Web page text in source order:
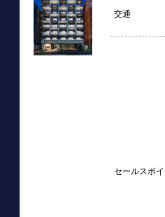
交通
セールスポ